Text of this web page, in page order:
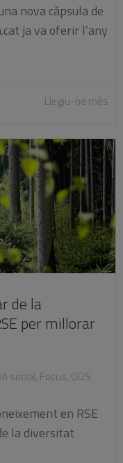
nova càpsula de
ja va oferir l’any
Llegiu-ne més
de la
per millorar
social, Focus, ODS
en RSE
la diversitat